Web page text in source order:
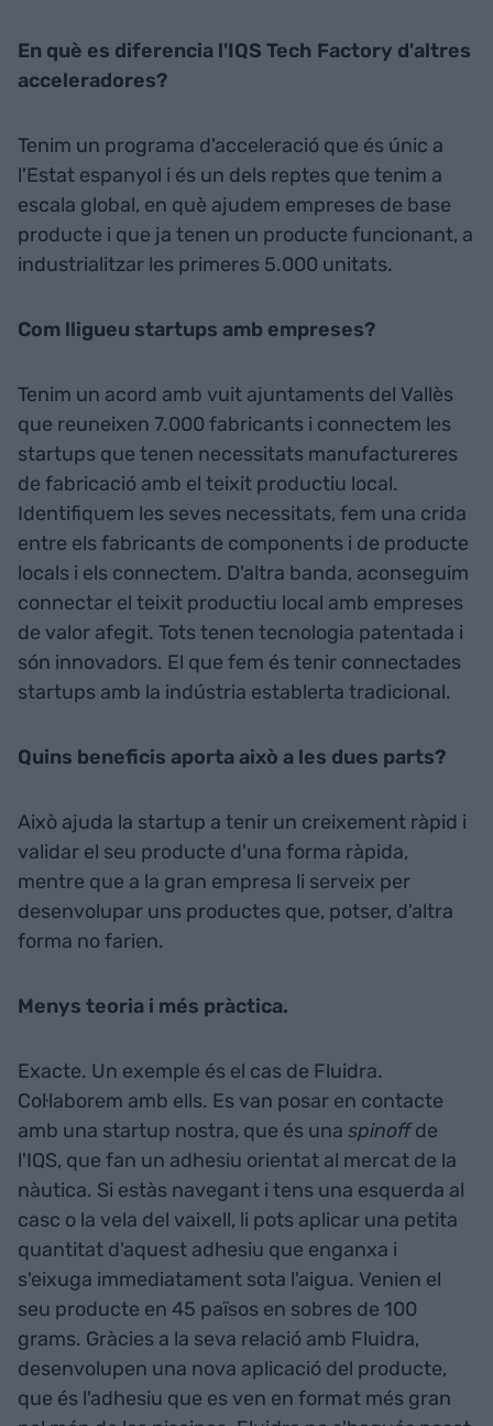
En què es diferencia l'IQS Tech Factory d'altres
acceleradores?
Tenim un programa d'acceleració que és únic a
l'Estat espanyol i és un dels reptes que tenim a
escala global, en què ajudem empreses de base
producte i que ja tenen un producte funcionant, a
industrialitzar les primeres 5.000 unitats.
Com lligueu startups amb empreses?
Tenim un acord amb vuit ajuntaments del Vallès
que reuneixen 7.000 fabricants i connectem les
startups que tenen necessitats manufactureres
de fabricació amb el teixit productiu local.
Identifiquem les seves necessitats, fem una crida
entre els fabricants de components i de producte
locals i els connectem. D'altra banda, aconseguim
connectar el teixit productiu local amb empreses
de valor afegit. Tots tenen tecnologia patentada i
són innovadors. El que fem és tenir connectades
startups amb la indústria establerta tradicional.
Quins beneficis aporta això a les dues parts?
Això ajuda la startup a tenir un creixement ràpid i
validar el seu producte d'una forma ràpida,
mentre que a la gran empresa li serveix per
desenvolupar uns productes que, potser, d'altra
forma no farien.
Menys teoria i més pràctica.
Exacte. Un exemple és el cas de Fluidra.
Col·laborem amb ells. Es van posar en contacte
amb una startup nostra, que és una spinoffde
l'IQS, que fan un adhesiu orientat al mercat de la
nàutica. Si estàs navegant i tens una esquerda al
casc o la vela del vaixell, li pots aplicar una petita
quantitat d'aquest adhesiu que enganxa i
s'eixuga immediatament sota l'aigua. Venien el
seu producte en 45 països en sobres de 100
grams. Gràcies a la seva relació amb Fluidra,
desenvolupen una nova aplicació del producte,
que és l'adhesiu que es ven en format més gran